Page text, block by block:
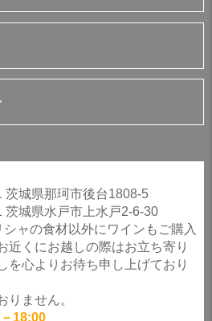
県那珂市後台1808-5
茨城県水戸市上水戸2-6-30
ャの食材以外にワインもご購入
近くにお越しの際はお立ち寄り
を心よりお待ち申し上げており
ません。
18:00